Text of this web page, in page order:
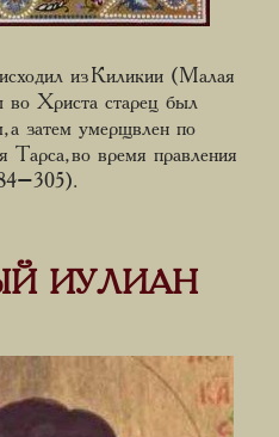
из Киликии (Малая
во Христа старец был
а затем умерщвлен по
Тарса, во время правления
ИУЛИАН